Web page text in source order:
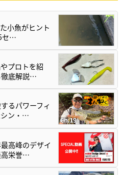
小魚がヒント
セ…
プロトを紹
徹底解説…
るパワーフィ
シン・…
高峰のデザイ
高栄誉…